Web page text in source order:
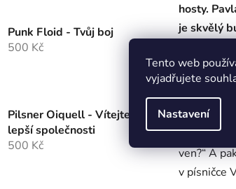
Tento web
vyjadřujete
Nastavení
Punk Floid - Tvůj boj
500 Kč
Pilsner Oiquell - Vítejte do
lepší společnosti
500 Kč
hosty.
je skvělý
„Najít
„Seděli
Paví, Braní
pomyslíš
ven?“ A
v písničce